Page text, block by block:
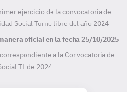
ejercicio de la convocatoria de
Social Turno libre del año 2024
oficial en la fecha 25/10/2025
a la Convocatoria de
TL de 2024